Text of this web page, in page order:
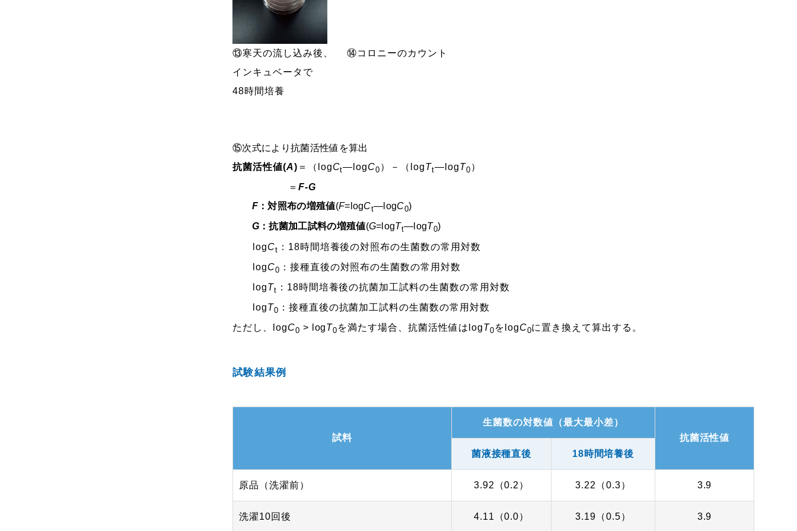
⑬寒天の流し込み後、
インキュベータで
48時間培養
⑭コロニーのカウント
⑮次式により抗菌活性値を算出
抗菌活性値(A) ＝（logCt―logC0 ）－（logTt―logT0 ）
＝F-G
F：対照布の増殖値(F= logCt―logC0)
G：抗菌加工試料の増殖値(G=logTt―logT0)
logCt ：18時間培養後の対照布の生菌数の常用対数
logC0 ：接種直後の対照布の生菌数の常用対数
logTt ：18時間培養後の抗菌加工試料の生菌数の常用対数
logT0 ：接種直後の抗菌加工試料の生菌数の常用対数
ただし、logC0 > logT0 を満たす場合、抗菌活性値はlogT0 をlogC0に置き換えて算出する。
試験結果例
試料
生菌数の対数値（最大最小差）
抗菌活性値
菌液接種直後
18時間培養後
原品（洗濯前） 3.92（0.2） 3.22（0.3） 3.9
洗濯10回後 4.11（0.0） 3.19（0.5） 3.9